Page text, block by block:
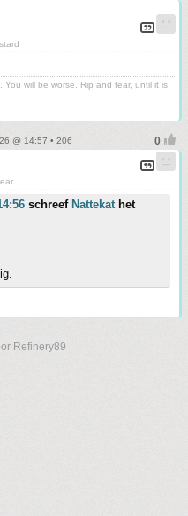
will be worse. Rip and tear, until it is
@ 14:57 • 206
schreef Nattekat het
Refinery89